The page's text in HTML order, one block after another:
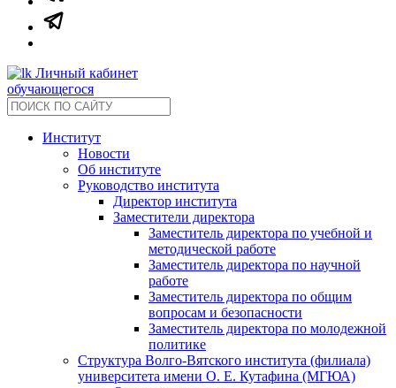
Личный кабинет
обучающегося
Институт
Новости
Об институте
Руководство института
Директор института
Заместители директора
Заместитель директора по учебной и
методической работе
Заместитель директора по научной
работе
Заместитель директора по общим
вопросам и безопасности
Заместитель директора по молодежной
политике
Структура Волго-Вятского института (филиала)
университета имени О. Е. Кутафина (МГЮА)